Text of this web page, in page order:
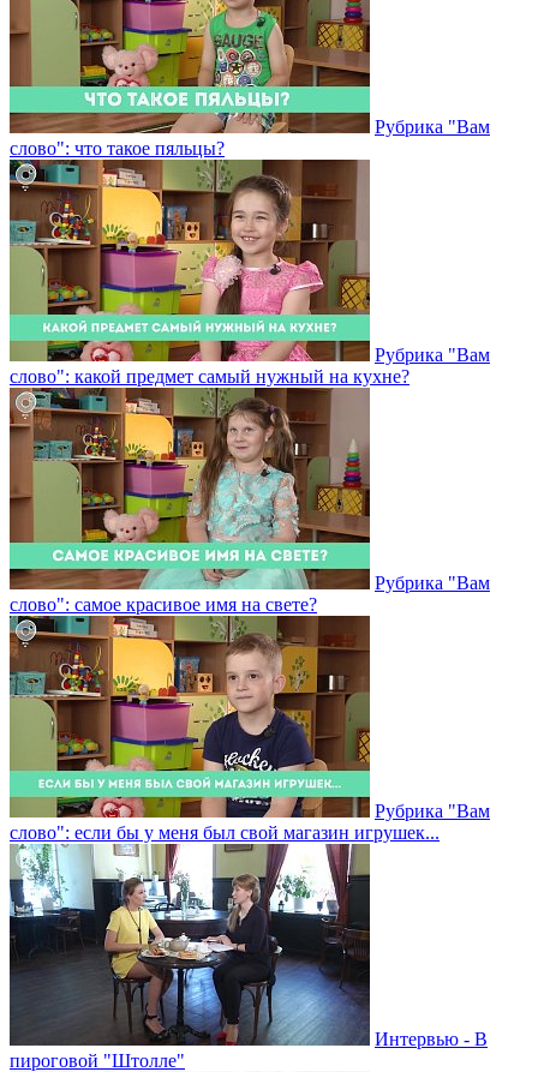
Рубрика "Вам
слово": что такое пяльцы?
Рубрика "Вам
слово": какой предмет самый нужный на кухне?
Рубрика "Вам
слово": самое красивое имя на свете?
Рубрика "Вам
слово": если бы у меня был свой магазин игрушек...
Интервью - В
пироговой "Штолле"